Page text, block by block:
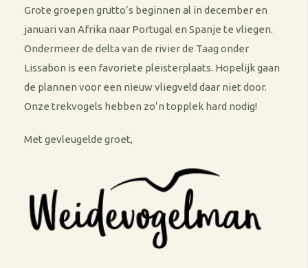
Grote groepen grutto’s beginnen al in december en
januari van Afrika naar Portugal en Spanje te vliegen.
Ondermeer de delta van de rivier de Taag onder
Lissabon is een favoriete pleisterplaats. Hopelijk gaan
de plannen voor een nieuw vliegveld daar niet door.
Onze trekvogels hebben zo’n topplek hard nodig!
Met gevleugelde groet,